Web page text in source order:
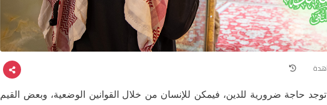
حاجة ضرورية للدين، فيمكن للإنسان من خلال القوانين الوضعية، وبعض القيم